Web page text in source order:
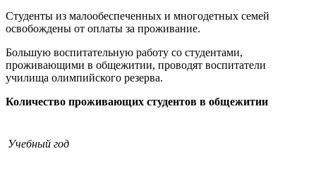
Студенты из малообеспеченных и многодетных семей
освобождены от оплаты за проживание.
Большую воспитательную работу со студентами,
проживающими в общежитии, проводят воспитатели
училища олимпийского резерва.
Количество проживающих студентов в общежитии
Учебный год